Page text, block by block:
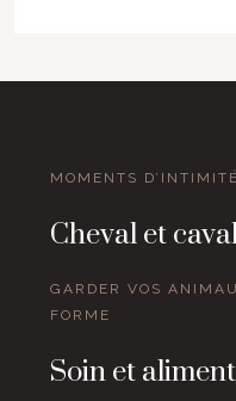
MOMENTS
Cheval et
GARDER VOS
FORME
Soin et